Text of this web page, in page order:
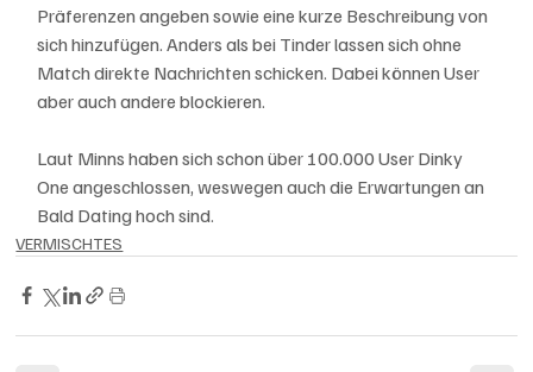
Präferenzen angeben sowie eine kurze Beschreibung von
sich hinzufügen. Anders als bei Tinder lassen sich ohne
Match direkte Nachrichten schicken. Dabei können User
aber auch andere blockieren.
Laut Minns haben sich schon über 100.000 User Dinky
One angeschlossen, weswegen auch die Erwartungen an
Bald Dating hoch sind.
VERMISCHTES